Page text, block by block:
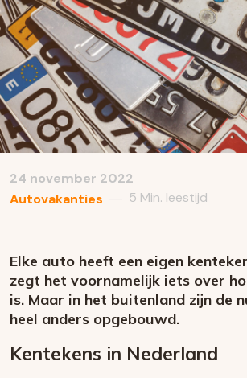
24 november 2022
Autovakanties — 5 Min. leestijd
Elke auto heeft een eigen
zegt het voornamelijk iets over
is. Maar in het buitenland zijn de
heel anders opgebouwd.
Kentekens in Nederland